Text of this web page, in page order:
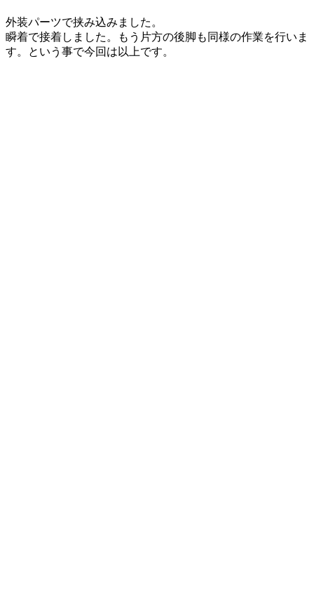
外装パーツで挟み込みました。
瞬着で接着しました。もう片方の後脚も同様の作業を行いま
す。という事で今回は以上です。